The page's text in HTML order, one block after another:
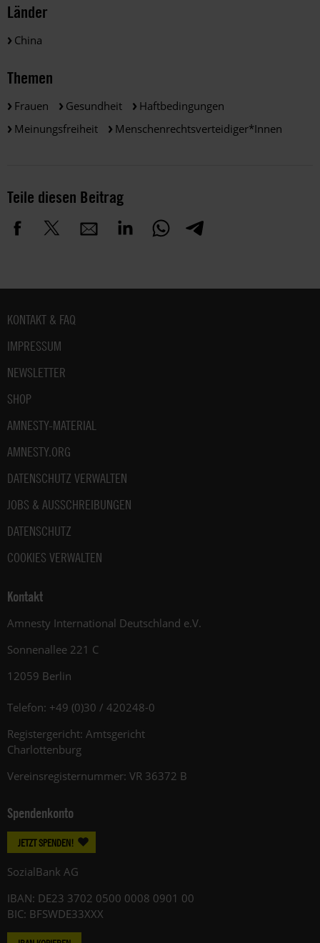
Länder
China
Themen
Frauen Gesundheit
Haftbedingungen
Meinungsfreiheit
Menschenrechtsverteidiger*innen
Teile diesen Beitrag
Fußbereich
KONTAKT & FAQ
IMPRESSUM
NEWSLETTER
SHOP
AMNESTY-MATERIAL
AMNESTY.ORG
DATENSCHUTZ VERWALTEN
JOBS & AUSSCHREIBUNGEN
DATENSCHUTZ
COOKIES VERWALTEN
Kontakt
Amnesty International Deutschland e.V.
Sonnenallee 221 C
12059 Berlin
Telefon: +49 (0)30 / 420248-0
Registergericht: Amtsgericht
Charlottenburg
Vereinsregisternummer: VR 36372 B
Spendenkonto
JETZT SPENDEN!
SozialBank AG
IBAN: DE23 3702 0500 0008 0901 00
BIC: BFSWDE33XXX